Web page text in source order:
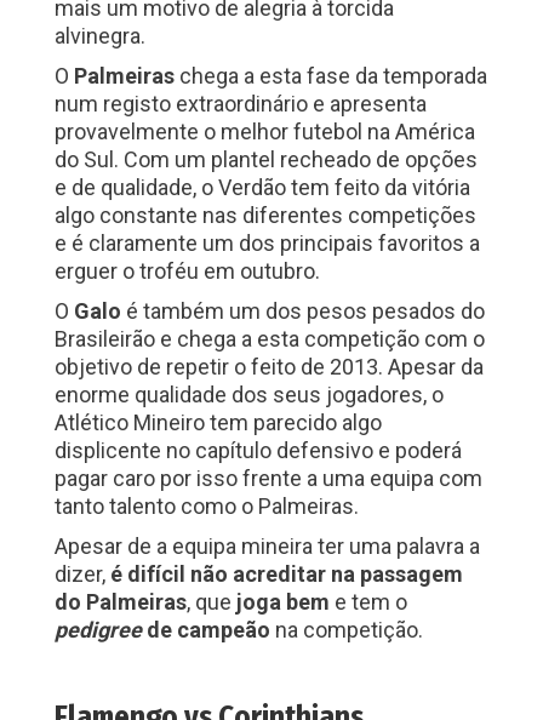
mais um motivo de alegria à torcida
alvinegra.
O Palmeiras chega a esta fase da temporada
num registo extraordinário e apresenta
provavelmente o melhor futebol na América
do Sul. Com um plantel recheado de opções
e de qualidade, o Verdão tem feito da vitória
algo constante nas diferentes competições
e é claramente um dos principais favoritos a
erguer o troféu em outubro.
O Galo é também um dos pesos pesados do
Brasileirão e chega a esta competição com o
objetivo de repetir o feito de 2013. Apesar da
enorme qualidade dos seus jogadores, o
Atlético Mineiro tem parecido algo
displicente no capítulo defensivo e poderá
pagar caro por isso frente a uma equipa com
tanto talento como o Palmeiras.
Apesar de a equipa mineira ter uma palavra a
dizer, é difícil não acreditar na passagem
do Palmeiras, que joga bem e tem o
pedigreede campeão na competição.